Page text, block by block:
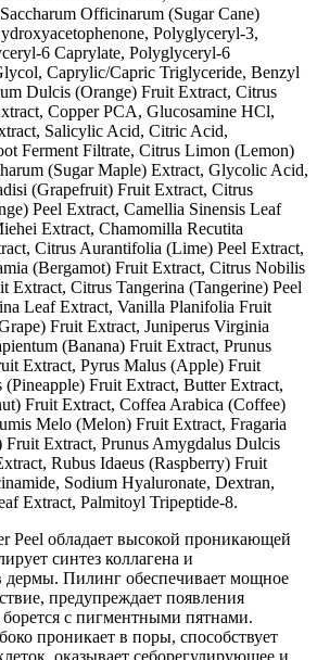
Officinarum (Sugar Cane)
Polyglyceryl-3,
6 Caprylate, Polyglyceryl-6
Caprylic/Capric Triglyceride, Benzyl
Dulcis (Orange) Fruit Extract, Citrus
Copper PCA, Glucosamine HCl,
Salicylic Acid, Citric Acid,
Ferment Filtrate, Citrus Limon (Lemon)
(Sugar Maple) Extract, Glycolic Acid,
(Grapefruit) Fruit Extract, Citrus
Peel Extract, Camellia Sinensis Leaf
Extract, Chamomilla Recutita
Citrus Aurantifolia (Lime) Peel Extract,
(Bergamot) Fruit Extract, Citrus Nobilis
Extract, Citrus Tangerina (Tangerine) Peel
Leaf Extract, Vanilla Planifolia Fruit
Fruit Extract, Juniperus Virginia
(Banana) Fruit Extract, Prunus
Extract, Pyrus Malus (Apple) Fruit
(Pineapple) Fruit Extract, Butter Extract,
Fruit Extract, Coffea Arabica (Coffee)
Melo (Melon) Fruit Extract, Fragaria
Fruit Extract, Prunus Amygdalus Dulcis
Rubus Idaeus (Raspberry) Fruit
Sodium Hyaluronate, Dextran,
Extract, Palmitoyl Tripeptide-8.
Peel обладает высокой проникающей
синтез коллагена и
дермы. Пилинг обеспечивает мощное
предупреждает появления
с пигментными пятнами.
проникает в поры, способствует
оказывает себорегулирующее и